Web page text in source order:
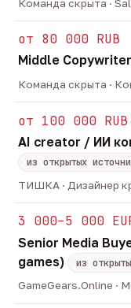
Команда скрыта ·
от 80 000 RUB
Middle
Команда скрыта ·
от 100 000 RUB
AI creator / ИИ
из открытых
ТИШКА · Дизайнер
3 000–5 000
Senior Media
games)
из
GameGears.Online ·